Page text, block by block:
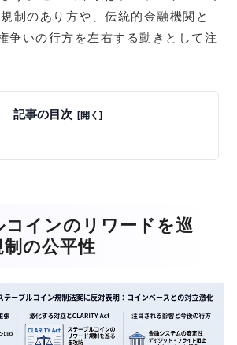
制のあり方や、伝統的金融機関と
争いの行方を左右する動きとして注
記事の目次
コインのリワードを巡
の公平性